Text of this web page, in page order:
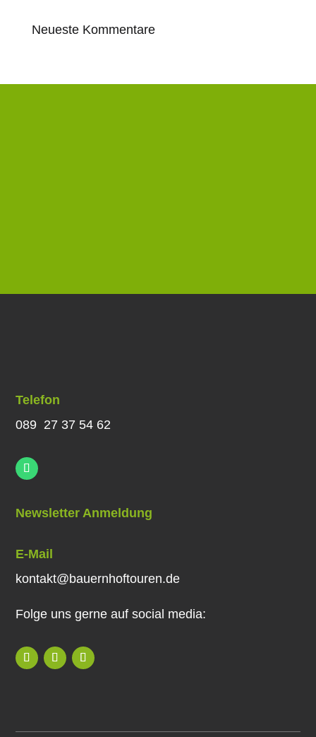
Neueste Kommentare
Telefon
089 27 37 54 62
Newsletter Anmeldung
E-Mail
kontakt@bauernhoftouren.de
Folge uns gerne auf social media: